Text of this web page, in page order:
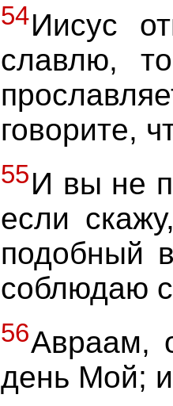
54Иисус
славлю,
говорите,
55И вы не
если
подобный
соблюдаю
56Авраам,
день Мой;